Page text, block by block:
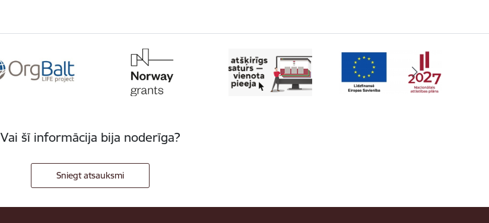
Vai šī informācija bija noderīga?
Sniegt atsauksmi